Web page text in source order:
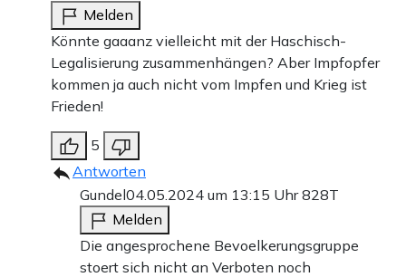
Melden
Könnte gaaanz vielleicht mit der Haschisch-
Legalisierung zusammenhängen? Aber Impfopfer
kommen ja auch nicht vom Impfen und Krieg ist
Frieden!
5
Antworten
Gundel04.05.2024 um 13:15 Uhr828T
Melden
Die angesprochene Bevoelkerungsgruppe
stoert sich nicht an Verboten noch